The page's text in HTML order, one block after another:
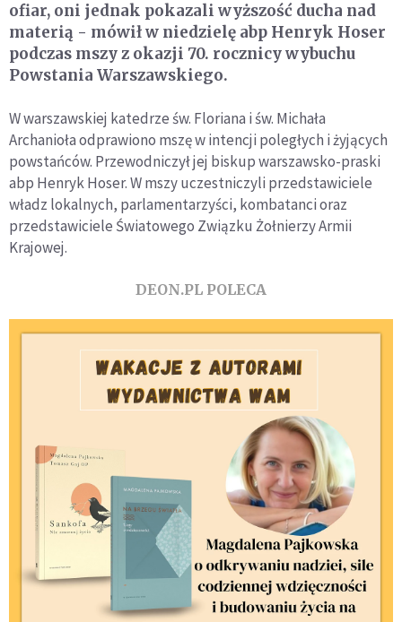
ofiar, oni jednak pokazali wyższość ducha nad
materią - mówił w niedzielę abp Henryk Hoser
podczas mszy z okazji 70. rocznicy wybuchu
Powstania Warszawskiego.
W warszawskiej katedrze św. Floriana i św. Michała
Archanioła odprawiono mszę w intencji poległych i żyjących
powstańców. Przewodniczył jej biskup warszawsko-praski
abp Henryk Hoser. W mszy uczestniczyli przedstawiciele
władz lokalnych, parlamentarzyści, kombatanci oraz
przedstawiciele Światowego Związku Żołnierzy Armii
Krajowej.
DEON.PL POLECA